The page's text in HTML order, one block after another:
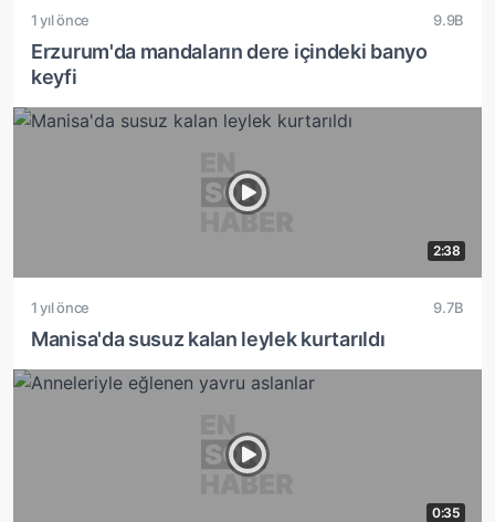
1 yıl önce 9.9B
Erzurum'da mandaların dere içindeki banyo
keyfi
2:38
1 yıl önce 9.7B
Manisa'da susuz kalan leylek kurtarıldı
0:35